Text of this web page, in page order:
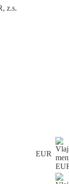
z.s.
EUR